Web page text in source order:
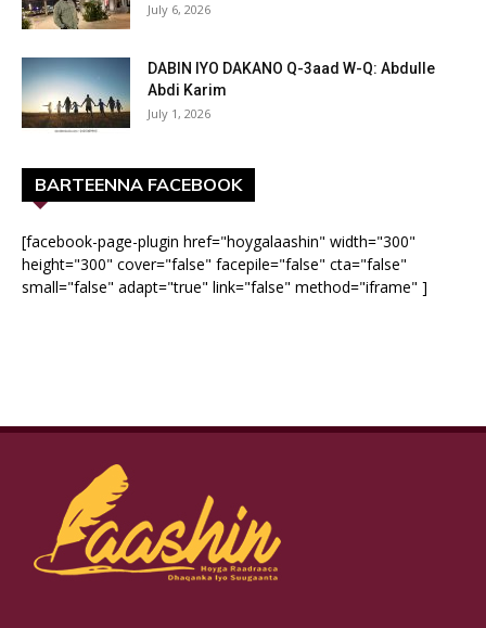
July 6, 2026
DABIN IYO DAKANO Q-3aad W-Q: Abdulle
Abdi Karim
July 1, 2026
BARTEENNA FACEBOOK
[facebook-page-plugin href="hoygalaashin" width="300"
height="300" cover="false" facepile="false" cta="false"
small="false" adapt="true" link="false" method="iframe" ]